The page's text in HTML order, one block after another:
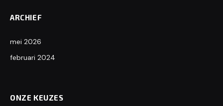
ARCHIEF
mei 2026
februari 2024
ONZE KEUZES